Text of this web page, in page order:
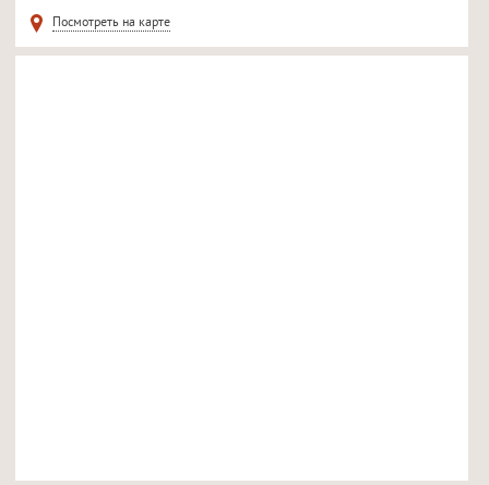
Посмотреть на карте